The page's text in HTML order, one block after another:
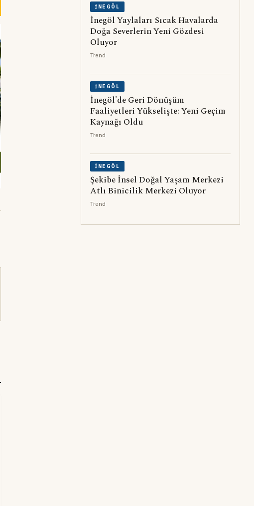
İNEGÖL
İnegöl Yaylaları Sıcak Havalarda
Doğa Severlerin Yeni Gözdesi
Oluyor
Trend
İNEGÖL
İnegöl'de Geri Dönüşüm
Faaliyetleri Yükselişte: Yeni Geçim
Kaynağı Oldu
Trend
İNEGÖL
Şekibe İnsel Doğal Yaşam Merkezi
Atlı Binicilik Merkezi Oluyor
Trend